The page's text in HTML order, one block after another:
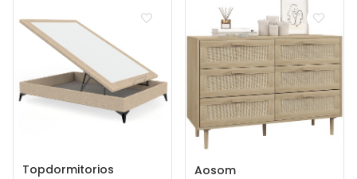
Topdormitorios Aosom